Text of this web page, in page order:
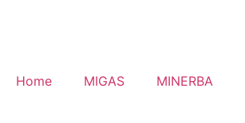
Home MIGAS MINERBA